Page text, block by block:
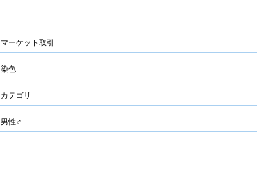
マーケット取引
染色
カテゴリ
男性♂